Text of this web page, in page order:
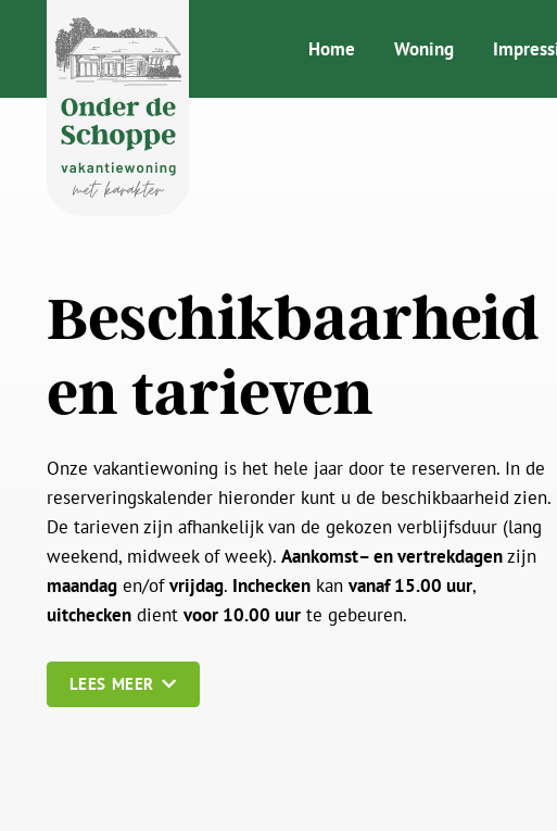
Home Woning
Beschik­baarheid
en tarieven
Onze vakantiewoning is het hele jaar door te reserveren. In de
reserveringskalender hieronder kunt u de beschikbaarheid zien.
De tarieven zijn afhankelijk van de gekozen verblijfsduur (lang
weekend, midweek of week). Aankomst– en vertrekdagenzijn
maandagen/ofvrijdag. Incheckenkan vanaf 15.00 uur,
uitcheckendient voor 10.00 uurte gebeuren.
LEES MEER